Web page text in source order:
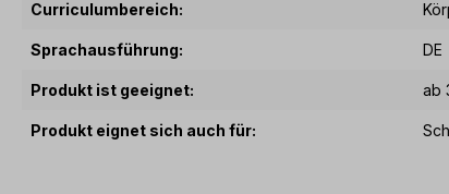
Curriculumbereich:
Sprachausführung: DE
Produkt ist geeignet: ab
Produkt eignet sich auch für: